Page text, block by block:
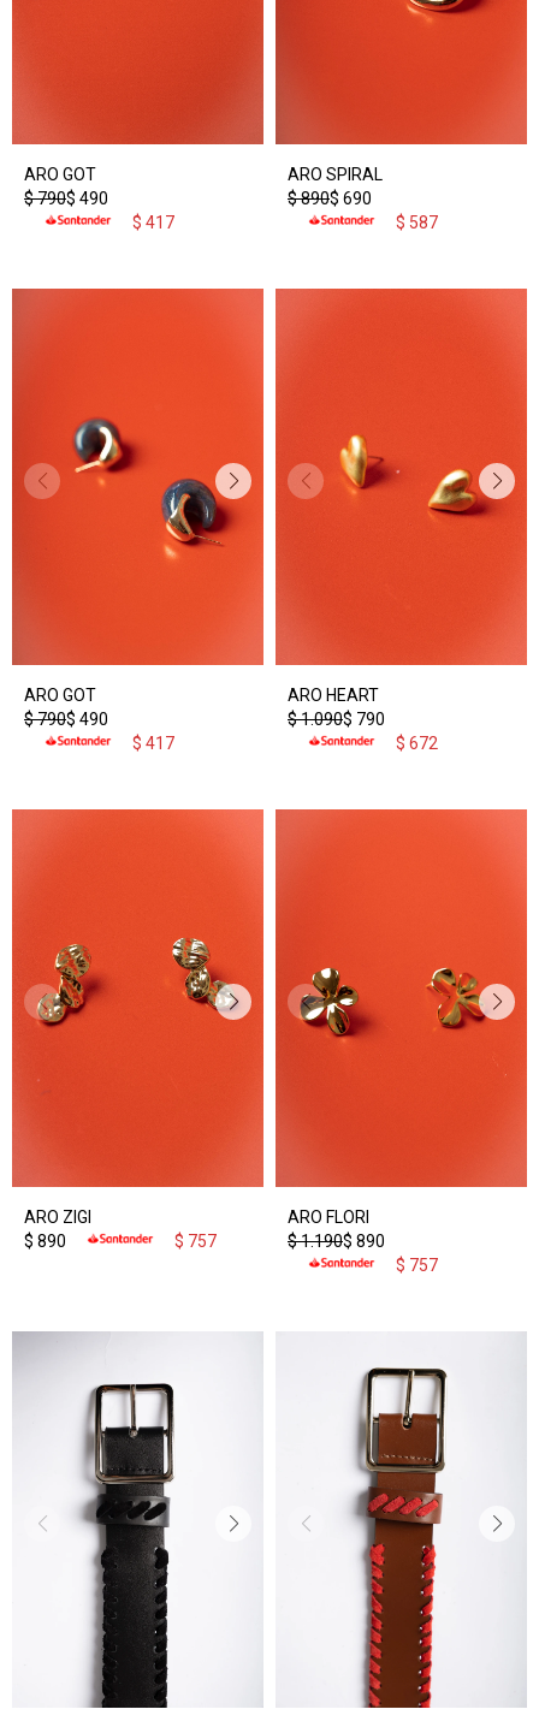
ARO GOT
$ 490
$790
$ 417
ARO SPIRAL
$ 690
$890
$ 587
ARO GOT
$ 490
$790
$ 417
ARO HEART
$ 790
$1.090
$ 672
ARO ZIGI
$ 890 $ 757
ARO FLORI
$ 890
$1.190
$ 757